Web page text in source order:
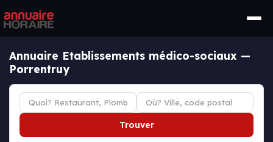
Annuaire Etablissements médico-sociaux —
Porrentruy
Trouver